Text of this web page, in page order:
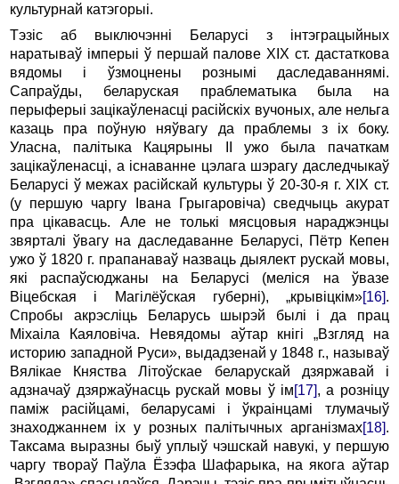
культурнай катэгорыі.
Тэзіс аб выключэнні Беларусі з інтэграцыйных
наратываў імперыі ў першай палове XIX ст. дастаткова
вядомы i ўзмоцнены рознымі даследаваннямі.
Сапраўды, беларуская праблематыка была на
перыферыі зацікаўленасці расійскіх вучоных, але нельга
казаць пра поўную няўвагу да праблемы з ix боку.
Уласна, палітыка Кацярыны II ужо была пачаткам
зацікаўленасці, a існаванне цэлага шэрагу даследчыкаў
Беларусі ў межах расійскай культуры ў 20-30-я г. XIX ст.
(у першую чаргу Івана Грыгаровіча) сведчыць акурат
пра цікавасць. Але не толькі мясцовыя нараджэнцы
звярталі ўвагу на даследаванне Беларусі, Пётр Кепен
ужо ў 1820 г. прапанаваў назваць дыялект рускай мовы,
які распаўсюджаны на Беларусі (меліся на ўвазе
Віцебская i Магілёўская губерні), „крывіцкім»[16].
Спробы акрэсліць Бе­ларусь шырэй былі i да прац
Міхаіла Каяловіча. Невядомы аўтар кнігі „Взгляд на
историю западной Руси», выдадзенай у 1848 г., называў
Вялікае Княства Літоўскае беларускай дзяржавай i
адзначаў дзяржаўнасць рускай мовы ў ім[17], а розніцу
паміж расійцамі, беларусамі i ўкраінцамі тлумачыў
знаходжаннем ix у розных палітычных арганізмах[18].
Таксама выразны быў уплыў чэшскай навукі, у першую
чаргу твораў Паўла Ёзэфа Шафарыка, на якога аўтар